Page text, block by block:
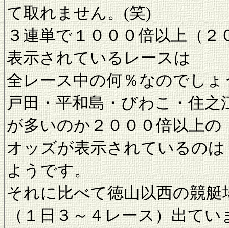
て取れません。(笑)
３連単で１０００倍以上（２
表示されているレースは
全レース中の何％なのでし
戸田・平和島・びわこ・住
が多いのか２０００倍以上の
オッズが表示されているの
ようです。
それに比べて徳山以西の競
（１日３～４レース）出てい